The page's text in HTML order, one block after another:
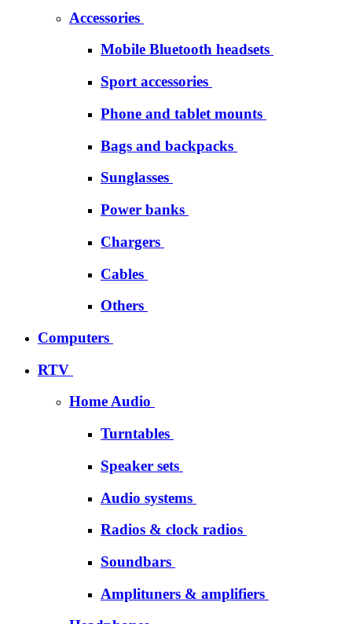
Accessories
Mobile Bluetooth headsets
Sport accessories
Phone and tablet mounts
Bags and backpacks
Sunglasses
Power banks
Chargers
Cables
Others
Computers
RTV
Home Audio
Turntables
Speaker sets
Audio systems
Radios & clock radios
Soundbars
Amplituners & amplifiers